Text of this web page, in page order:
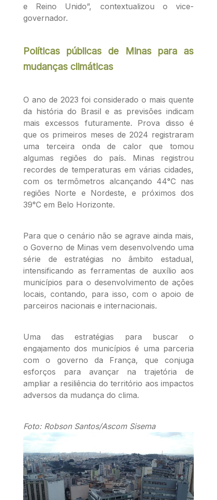
e Reino Unido”, contextualizou o vice-
governador.
Políticas públicas de Minas para as
mudanças climáticas
O ano de 2023 foi considerado o mais quente
da história do Brasil e as previsões indicam
mais excessos futuramente. Prova disso é
que os primeiros meses de 2024 registraram
uma terceira onda de calor que tomou
algumas regiões do país. Minas registrou
recordes de temperaturas em várias cidades,
com os termômetros alcançando 44°C nas
regiões Norte e Nordeste, e próximos dos
39°C em Belo Horizonte.
Para que o cenário não se agrave ainda mais,
o Governo de Minas vem desenvolvendo uma
série de estratégias no âmbito estadual,
intensificando as ferramentas de auxílio aos
municípios para o desenvolvimento de ações
locais, contando, para isso, com o apoio de
parceiros nacionais e internacionais.
Uma das estratégias para buscar o
engajamento dos municípios é uma parceria
com o governo da França, que conjuga
esforços para avançar na trajetória de
ampliar a resiliência do território aos impactos
adversos da mudança do clima.
Foto: Robson Santos/Ascom Sisema